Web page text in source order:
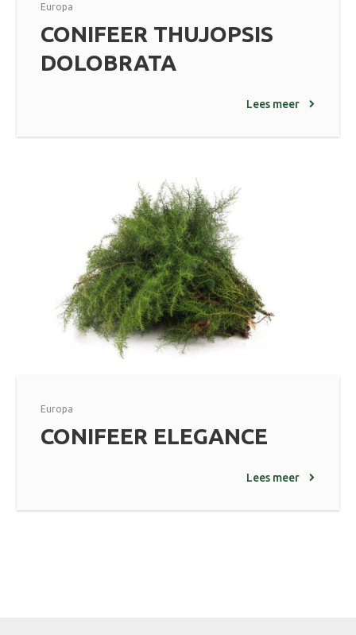
Europa
CONIFEER THUJOPSIS
DOLOBRATA
Lees meer
Europa
CONIFEER ELEGANCE
Lees meer